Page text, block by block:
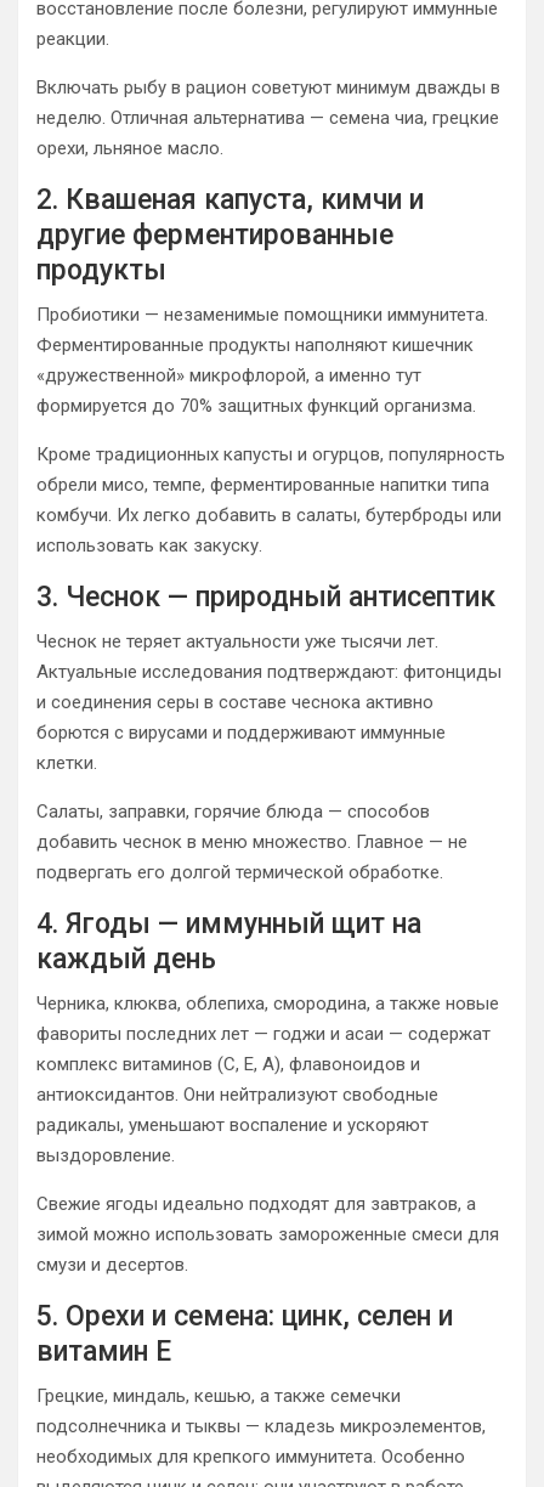
восстановление после болезни, регулируют иммунные
реакции.
Включать рыбу в рацион советуют минимум дважды в
неделю. Отличная альтернатива — семена чиа, грецкие
орехи, льняное масло.
2. Квашеная капуста, кимчи и
другие ферментированные
продукты
Пробиотики — незаменимые помощники иммунитета.
Ферментированные продукты наполняют кишечник
«дружественной» микрофлорой, а именно тут
формируется до 70% защитных функций организма.
Кроме традиционных капусты и огурцов, популярность
обрели мисо, темпе, ферментированные напитки типа
комбучи. Их легко добавить в салаты, бутерброды или
использовать как закуску.
3. Чеснок — природный антисептик
Чеснок не теряет актуальности уже тысячи лет.
Актуальные исследования подтверждают: фитонциды
и соединения серы в составе чеснока активно
борются с вирусами и поддерживают иммунные
клетки.
Салаты, заправки, горячие блюда — способов
добавить чеснок в меню множество. Главное — не
подвергать его долгой термической обработке.
4. Ягоды — иммунный щит на
каждый день
Черника, клюква, облепиха, смородина, а также новые
фавориты последних лет — годжи и асаи — содержат
комплекс витаминов (C, E, A), флавоноидов и
антиоксидантов. Они нейтрализуют свободные
радикалы, уменьшают воспаление и ускоряют
выздоровление.
Свежие ягоды идеально подходят для завтраков, а
зимой можно использовать замороженные смеси для
смузи и десертов.
5. Орехи и семена: цинк, селен и
витамин E
Грецкие, миндаль, кешью, а также семечки
подсолнечника и тыквы — кладезь микроэлементов,
необходимых для крепкого иммунитета. Особенно